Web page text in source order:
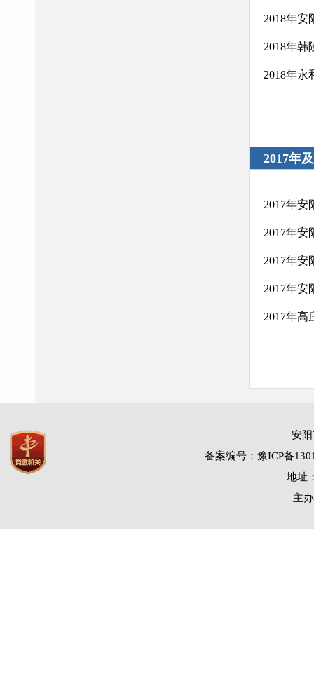
2018年安
2018年韩
2018年永
2017年
2017年安
2017年安
2017年安
2017年安
2017年高
安
备案编号：豫ICP备
地址
主